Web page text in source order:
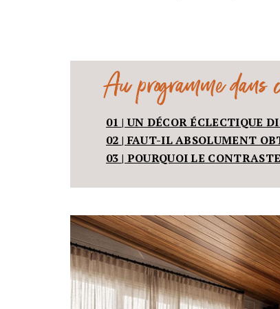
Au programme
01 | UN DÉCOR ÉCLECTIQUE
02 | FAUT-IL ABSOLUMENT
03 | POURQUOI LE